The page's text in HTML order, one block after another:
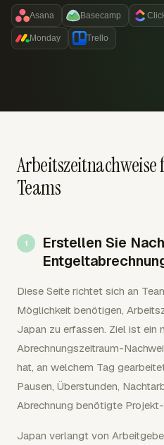
Asana Basecamp
Monday Trello
Arbeitszeitnachweise
Teams
Erstellen Sie
Diese Seite richtet sich an
Möglichkeit benötigen,
Japan zu erfassen. Ziel ist ein
Abrechnungszeitraum-
hat, an welchem Tag
Pausen, Überstunden,
Abrechnung benötigte
Japan verlangt von